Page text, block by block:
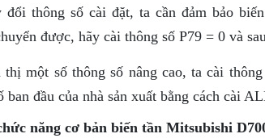
đổi thông số cài đặt, ta cần đảm bảo
được, hãy cài thông số P79 = 0 và
một số thông số nâng cao, ta cài
ban đầu của nhà sản xuất bằng cách cài
năng cơ bản biến tần Mitsubishi